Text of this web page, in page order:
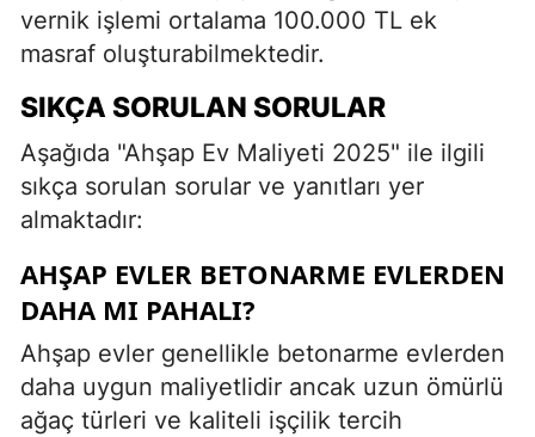
vernik işlemi ortalama 100.000 TL ek
masraf oluşturabilmektedir.
SIKÇA SORULAN SORULAR
Aşağıda "Ahşap Ev Maliyeti 2025" ile ilgili
sıkça sorulan sorular ve yanıtları yer
almaktadır:
AHŞAP EVLER BETONARME EVLERDEN
DAHA MI PAHALI?
Ahşap evler genellikle betonarme evlerden
daha uygun maliyetlidir ancak uzun ömürlü
ağaç türleri ve kaliteli işçilik tercih